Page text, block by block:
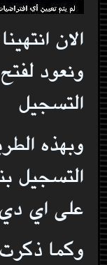
الان
ونعود
التسجيل
وبهذه
التسجيل
على اي
وكما ذكرت